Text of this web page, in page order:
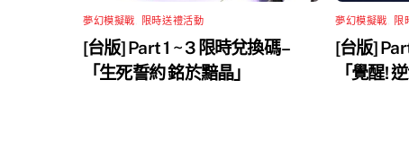
夢幻模擬戰 限時送禮活動
[台版] Part 1 ~ 3 限時兌換碼 –
「生死誓約 銘於黯晶」
夢幻模擬戰 限
[台版]
「覺醒!